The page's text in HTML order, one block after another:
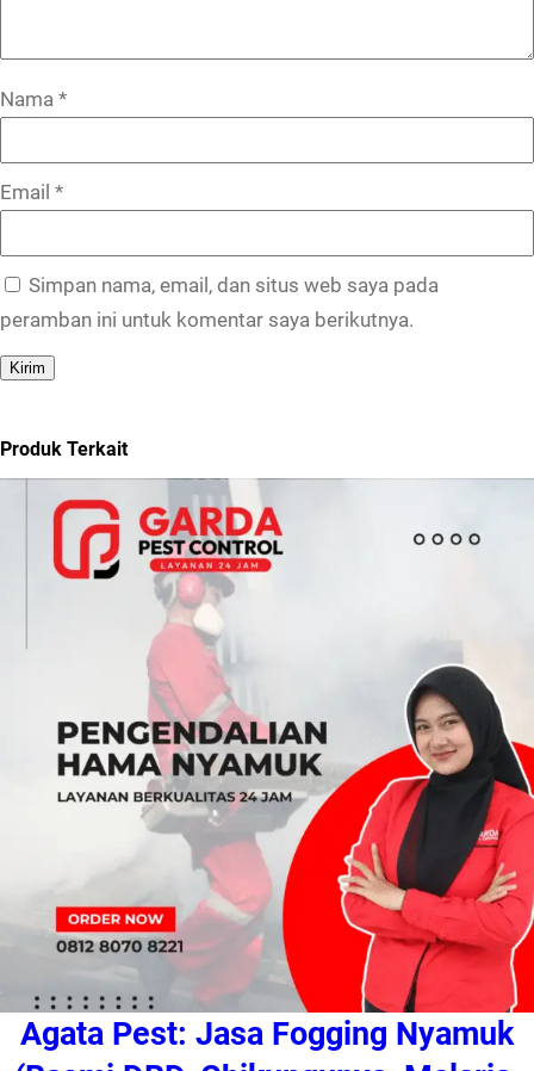
Nama *
Email *
Simpan nama, email, dan situs web saya pada
peramban ini untuk komentar saya berikutnya.
Produk Terkait
Agata Pest: Jasa Fogging Nyamuk